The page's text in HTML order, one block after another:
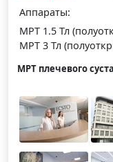
Аппараты:
МРТ 1.5 Тл
МРТ 3 Тл
МРТ плечевого